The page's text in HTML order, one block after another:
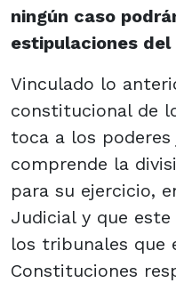
ningún caso
estipulaciones del
Vinculado lo
constitucional de
toca a los poderes
comprende la
para su ejercicio,
Judicial y que
los tribunales que
Constituciones